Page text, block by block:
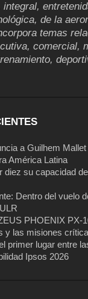
de la
temas
comercial,
a Guilhem
América Latina
diez su capacidad
Dentro del vuelo
PHOENIX PX-
y las misiones
primer lugar entre
Ipsos 2026